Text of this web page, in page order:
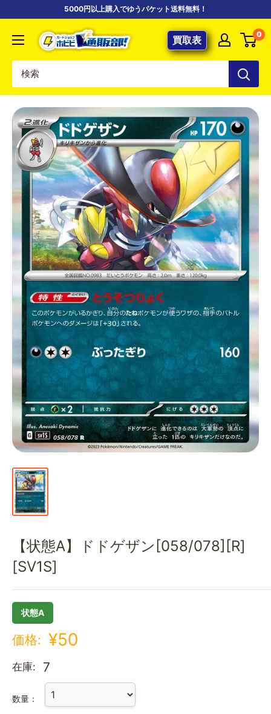
5000円以上購入でゆうパケット送料無料！
【ポ
ケ
専
門
店】
カ
ー
ド
シ
ッ
プ
ホ
ビ
ビ
通
販
部
買取表 0
【状態A】ドドゲザン[058/078][R]
[SV1S]
状態A
価格: ¥50
在庫: 7
数量：